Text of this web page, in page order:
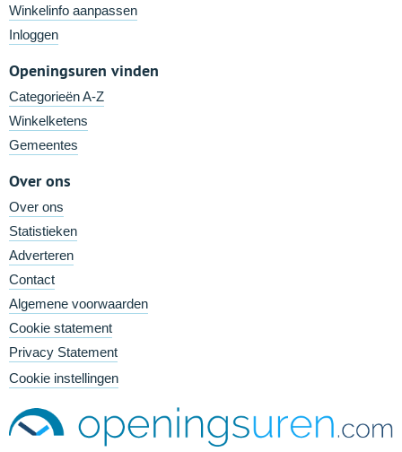
Winkelinfo aanpassen
Inloggen
Openingsuren vinden
Categorieën A-Z
Winkelketens
Gemeentes
Over ons
Over ons
Statistieken
Adverteren
Contact
Algemene voorwaarden
Cookie statement
Privacy Statement
Cookie instellingen